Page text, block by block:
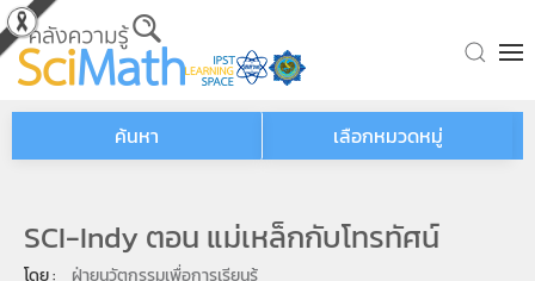
Skip to main content
ค้นหา เลือกหมวดหมู่
SCI-Indy ตอน แม่เหล็กกับโทรทัศน์
โดย :
ฝ่ายนวัตกรรมเพื่อการเรียนรู้